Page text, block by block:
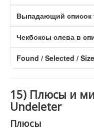
Выпадающий список
Чекбоксы слева в
Found / Selected /
15) Плюсы и
Undeleter
Плюсы